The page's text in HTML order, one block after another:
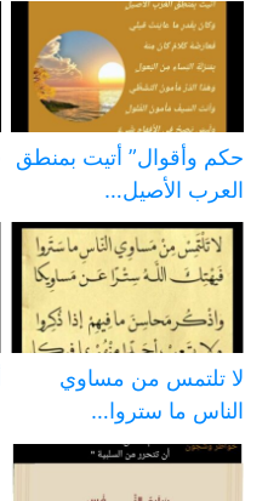
حكم وأقوال” أتيت بمنطق
العرب الأصيل…
لا تلتمس من مساوي
الناس ما ستروا…